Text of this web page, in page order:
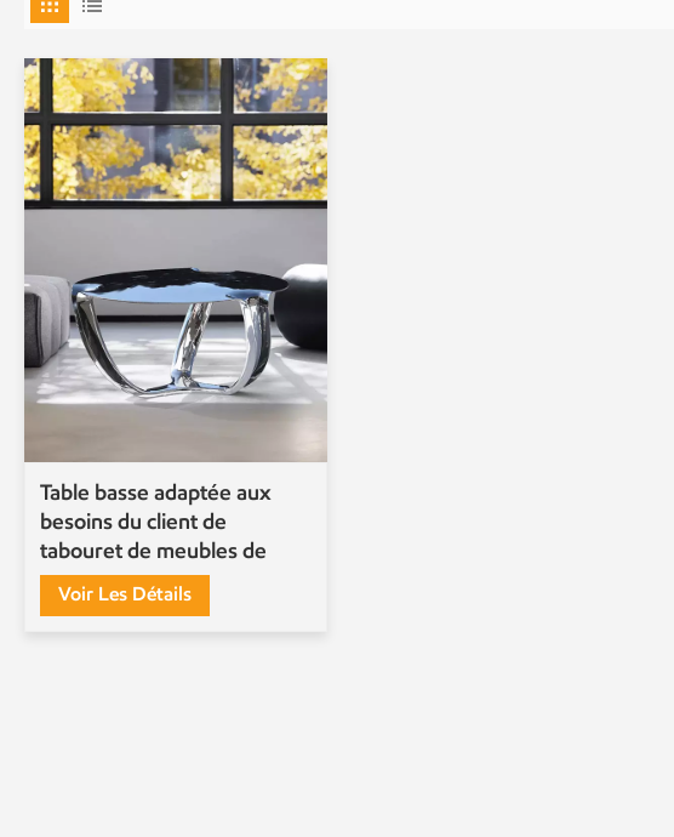
Table basse adaptée aux
besoins du client de
tabouret de meubles de
miroir d'acier inoxydable en
métal
Voir Les Détails